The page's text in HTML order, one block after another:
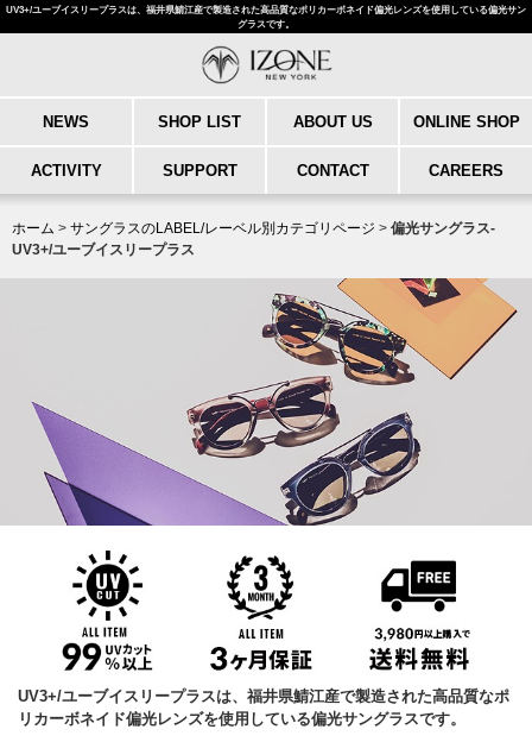
UV3+/ユーブイスリープラスは、福井県鯖江産で製造された高品質なポリカーボネイド偏光レンズを使用している偏光サン
グラスです。
NEWS SHOP LIST ABOUT US ONLINE SHOP
ACTIVITY SUPPORT CONTACT CAREERS
ホーム > サングラスのLABEL/レーベル別カテゴリページ > 偏光サングラス-
UV3+/ユーブイスリープラス
UV3+/ユーブイスリープラスは、福井県鯖江産で製造された高品質なポ
リカーボネイド偏光レンズを使用している偏光サングラスです。